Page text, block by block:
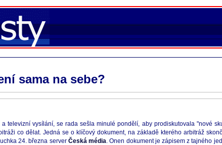
sama na sebe?
televizní vysílání, se rada sešla minulé pondělí, aby prodiskutovala "nové
co dělat. Jedná se o klíčový dokument, na základě kterého arbitráž
24. března server Česká média. Onen dokument je zápisem z tajného